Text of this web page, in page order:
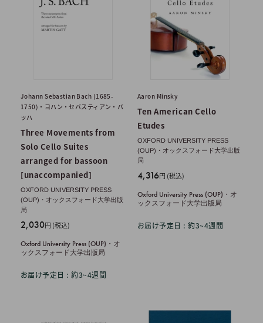
Johann Sebastian Bach (1685-
1750)・ヨハン・セバスティアン・バ
ッハ
Three Movements from
Solo Cello Suites
arranged for bassoon
[unaccompanied]
OXFORD UNIVERSITY PRESS
(OUP)・オックスフォード大学出版
局
販
価
2,030円 (税込)
Oxford University Press (OUP)・オ
ックスフォード大学出版局
お届け予定日 : 約3~4週間
Aaron Minsky
Ten American Cello
Etudes
OXFORD UNIVERSITY PRESS
(OUP)・オックスフォード大学出版
局
販
価
4,316円 (税込)
Oxford University Press (OUP)・オ
ックスフォード大学出版局
お届け予定日 : 約3~4週間